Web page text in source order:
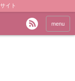
イト
menu